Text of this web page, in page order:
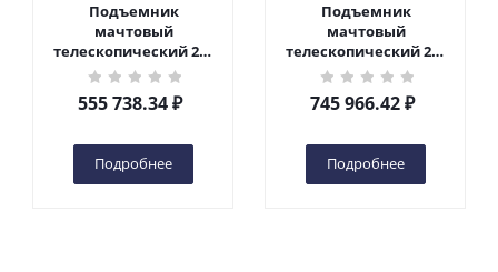
Подъемник
мачтовый
телескопический 200
кг 6 м TOR GTWY6-200S
DC 2-мачтовый
(автономный) (G) в
555 738.34₽
Подробнее
Подъемник
мачтовый
телескопический 200
кг 10 м TOR GTWY10-
200S DC 2-мачтовый
(автономный) (N) в
745 966.42₽
Подробнее